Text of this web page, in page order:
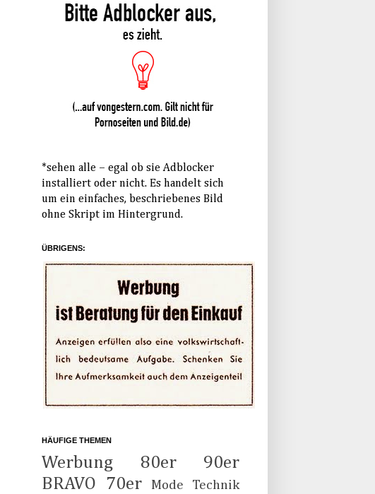
*sehen alle – egal ob sie Adblocker
installiert oder nicht. Es handelt sich
um ein einfaches, beschriebenes Bild
ohne Skript im Hintergrund.
ÜBRIGENS:
HÄUFIGE THEMEN
Werbung 80er
90er
BRAVO
70er Mode
Technik